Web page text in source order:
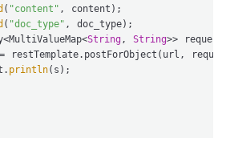
( "content" , content);
( "doc_type" , doc_type);
String , String>>
restTemplate.postForObject(url,
println(s);